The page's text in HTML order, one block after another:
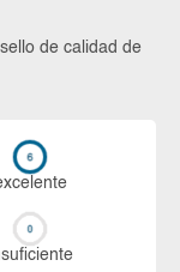
de calidad de